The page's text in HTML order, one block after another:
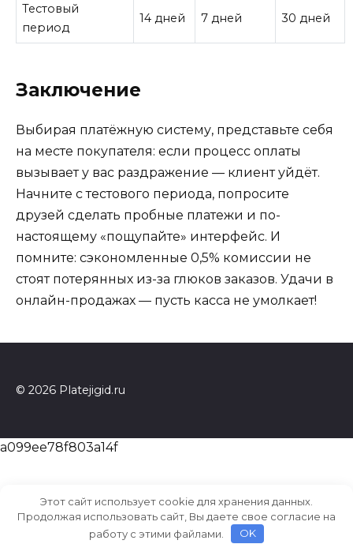
Тестовый
период
14 дней 7 дней 30 дней
Заключение
Выбирая платёжную систему, представьте себя
на месте покупателя: если процесс оплаты
вызывает у вас раздражение — клиент уйдёт.
Начните с тестового периода, попросите
друзей сделать пробные платежи и по-
настоящему «пощупайте» интерфейс. И
помните: сэкономленные 0,5% комиссии не
стоят потерянных из-за глюков заказов. Удачи в
онлайн-продажах — пусть касса не умолкает!
© 2026 Platejigid.ru
a099ee78f803a14f
Этот сайт использует cookie для хранения данных.
Продолжая использовать сайт, Вы даете свое согласие на
работу с этими файлами.
OK